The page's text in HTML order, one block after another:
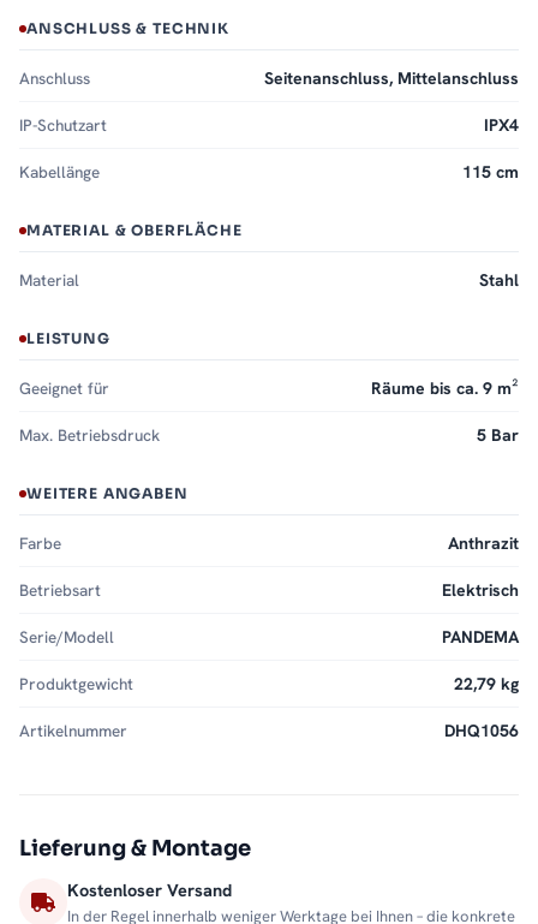
ANSCHLUSS & TECHNIK
Anschluss Seitenanschluss, Mittelanschluss
IP-Schutzart IPX4
Kabellänge 115 cm
MATERIAL & OBERFLÄCHE
Material Stahl
LEISTUNG
Geeignet für Räume bis ca. 9 m²
Max. Betriebsdruck 5 Bar
WEITERE ANGABEN
Farbe Anthrazit
Betriebsart Elektrisch
Serie/Modell PANDEMA
Produktgewicht 22,79 kg
Artikelnummer DHQ1056
Lieferung & Montage
Kostenloser Versand
In der Regel innerhalb weniger Werktage bei Ihnen – die konkrete